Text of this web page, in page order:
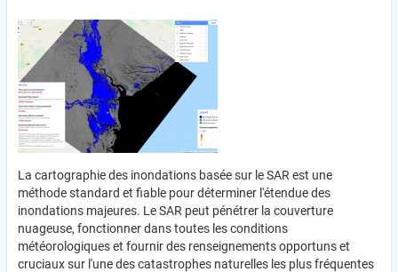
La cartographie des inondations basée sur le SAR est une
méthode standard et fiable pour déterminer l'étendue des
inondations majeures. Le SAR peut pénétrer la couverture
nuageuse, fonctionner dans toutes les conditions
météorologiques et fournir des renseignements opportuns et
cruciaux sur l'une des catastrophes naturelles les plus fréquentes